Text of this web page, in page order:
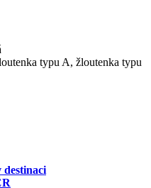
typu A, žloutenka typu